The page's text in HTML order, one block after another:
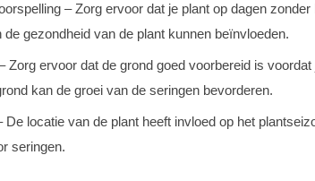
– Zorg ervoor dat je plant op dagen
gezondheid van de plant kunnen beïnvloeden.
Zorg ervoor dat de grond goed voorbereid is
kan de groei van de seringen bevorderen.
De locatie van de plant heeft invloed op het
seringen.